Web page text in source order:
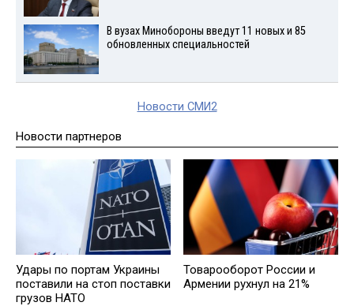
В вузах Минобороны введут 11 новых и 85
обновленных специальностей
Новости СМИ2
Новости партнеров
Удары по портам Украины
поставили на стоп поставки
грузов НАТО
Товарооборот России и
Армении рухнул на 21%